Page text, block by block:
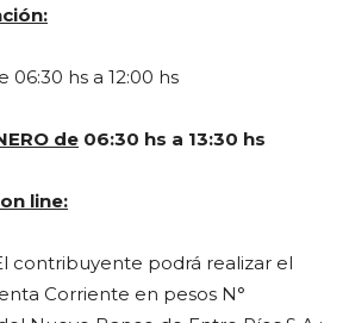
06:30 hs a 12:00 hs
de 06:30 hs a 13:30 hs
line:
contribuyente podrá realizar el
Corriente en pesos N°